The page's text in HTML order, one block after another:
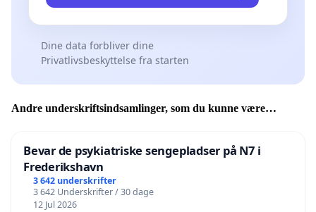
Dine data forbliver dine
Privatlivsbeskyttelse fra starten
Andre underskriftsindsamlinger, som du kunne være
Bevar de psykiatriske sengepladser på N7 i
Frederikshavn
3 642 underskrifter
3 642 Underskrifter / 30 dage
12 Jul 2026